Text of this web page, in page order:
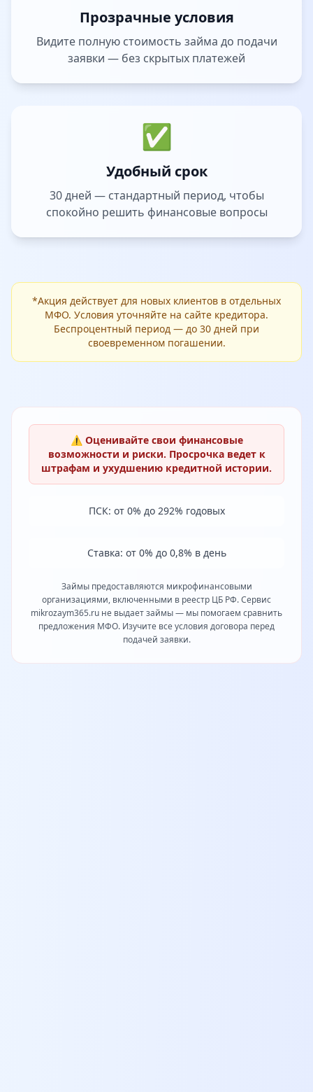
Прозрачные условия
Видите полную стоимость займа до подачи
заявки — без скрытых платежей
✅
Удобный срок
30 дней — стандартный период, чтобы
спокойно решить финансовые вопросы
*Акция действует для новых клиентов в отдельных
МФО. Условия уточняйте на сайте кредитора.
Беспроцентный период — до 30 дней при
своевременном погашении.
⚠️ Оценивайте свои финансовые
возможности и риски. Просрочка ведет к
штрафам и ухудшению кредитной истории.
ПСК: от 0% до 292% годовых
Ставка: от 0% до 0,8% в день
Займы предоставляются микрофинансовыми
организациями, включенными в реестр ЦБ РФ. Сервис
mikrozaym365.ru не выдает займы — мы помогаем сравнить
предложения МФО. Изучите все условия договора перед
подачей заявки.